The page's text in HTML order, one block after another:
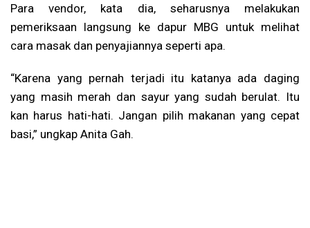
Para vendor, kata dia, seharusnya melakukan
pemeriksaan langsung ke dapur MBG untuk melihat
cara masak dan penyajiannya seperti apa.
“Karena yang pernah terjadi itu katanya ada daging
yang masih merah dan sayur yang sudah berulat. Itu
kan harus hati-hati. Jangan pilih makanan yang cepat
basi,” ungkap Anita Gah.